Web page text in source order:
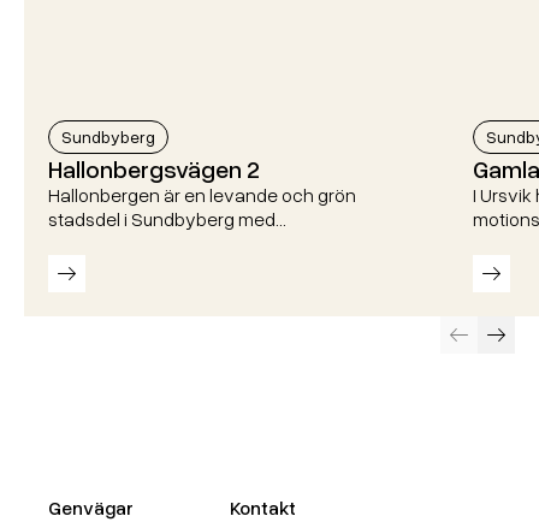
Sundbyberg
Hallonbergsvägen 2
Hallonbergen är en levande och grön
stadsdel i Sundbyberg med…
Läs mer
I
Läs
Föregående
Genvägar
Kontakt